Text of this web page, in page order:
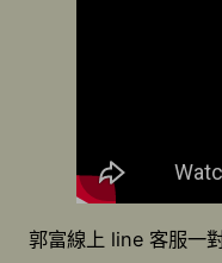
郭富線上 line 客服